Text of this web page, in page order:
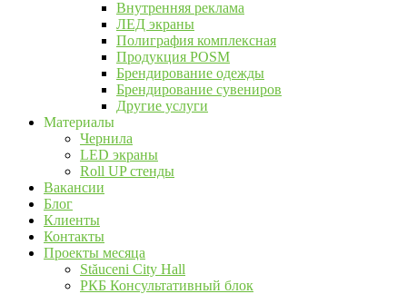
Внутренняя реклама
ЛЕД экраны
Полиграфия комплексная
Продукция POSM
Брендирование одежды
Брендирование сувениров
Другие услуги
Материалы
Чернила
LED экраны
Roll UP стенды
Вакансии
Блог
Клиенты
Контакты
Проекты месяца
Stăuceni City Hall
РКБ Консультативный блок